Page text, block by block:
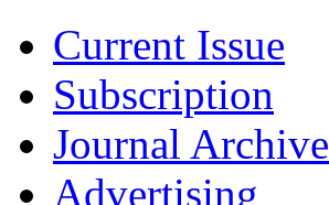
Current Issue
Subscription
Journal Archive
Advertising